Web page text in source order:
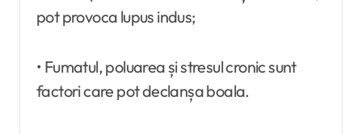
pot provoca lupus indus;
• Fumatul, poluarea și stresul cronic sunt
factori care pot declanșa boala.